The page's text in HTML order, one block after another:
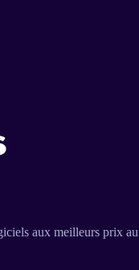
aux meilleurs prix au